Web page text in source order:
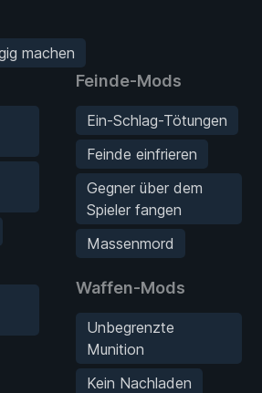
machen
Feinde-Mods
Ein-Schlag-Tötungen
Feinde einfrieren
Gegner über dem
Spieler fangen
Massenmord
Waffen-Mods
Unbegrenzte
Munition
Kein Nachladen